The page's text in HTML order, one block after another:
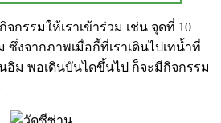
กรรมให้เราเข้าร่วม เช่น จุดที่ 10
ซึ่งจากภาพเมื่อกี้ที่เราเดินไปเทน้ำที่
อิม พอเดินบันไดขึ้นไป ก็จะมีกิจกรรม